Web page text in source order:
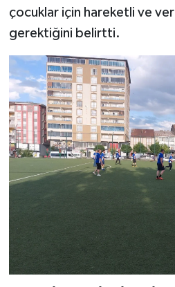
çocuklar için hareketli ve
gerektiğini belirtti.